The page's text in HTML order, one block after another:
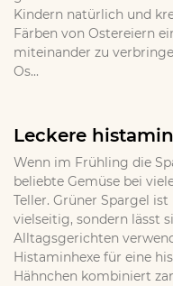
Kindern natürlich und
Färben von Ostereiern
miteinander zu
Os...
Leckere
Wenn im Frühling die
beliebte Gemüse bei
Teller. Grüner Spargel
vielseitig, sondern lässt
Alltagsgerichten
Histaminhexe für eine
Hähnchen kombiniert